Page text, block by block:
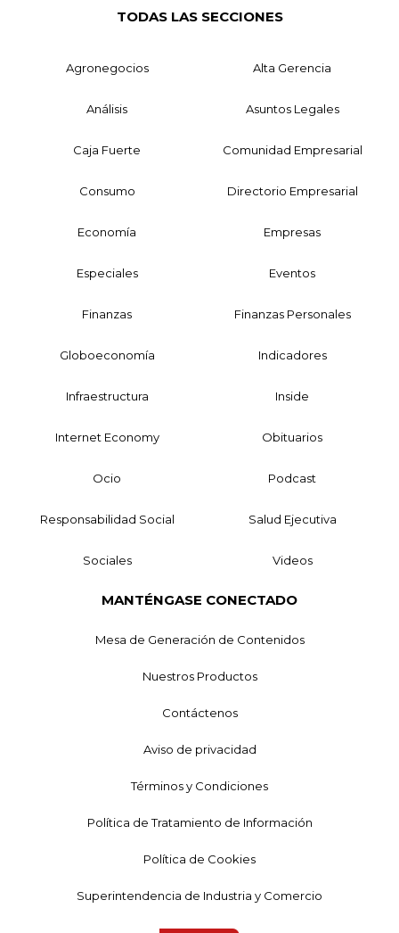
TODAS LAS SECCIONES
Agronegocios Alta Gerencia
Análisis Asuntos Legales
Caja Fuerte Comunidad Empresarial
Consumo Directorio Empresarial
Economía Empresas
Especiales Eventos
Finanzas Finanzas Personales
Globoeconomía Indicadores
Infraestructura Inside
Internet Economy Obituarios
Ocio Podcast
Responsabilidad Social Salud Ejecutiva
Sociales Videos
MANTÉNGASE CONECTADO
Mesa de Generación de Contenidos
Nuestros Productos
Contáctenos
Aviso de privacidad
Términos y Condiciones
Política de Tratamiento de Información
Política de Cookies
Superintendencia de Industria y Comercio